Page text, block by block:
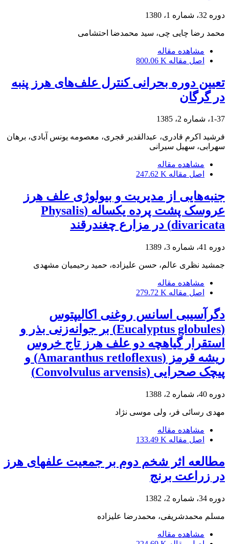
دوره 32، شماره 1، 1380
محمد رضا چایی چی، سید محمدضا احتشامی
مشاهده مقاله
اصل مقاله 800.06 K
تعیین دوره بحرانی کنترل علف‌های هرز پنبه
در گرگان
1-37، شماره 2، 1385
فرشید اکرم قادری، عبدالقدیر قجری، معصومه یونس آبادی، برهان
سهرابی، سهیل سیرانی
مشاهده مقاله
اصل مقاله 247.62 K
جنبه‌هایی از مدیریت و بیولوژی علف هرز
عروسک پشت پرده یکساله (Physalis
divaricata) در مزارع چغندرقند
دوره 41، شماره 3، 1389
جمشید نظری عالم، حسن علیزاده، حمید رحیمیان مشهدی
مشاهده مقاله
اصل مقاله 279.72 K
دگرآسیبی اسانس روغنی اکالیپتوس
(Eucalyptus globules) بر جوانه‌زنی بذر و
استقرار گیاهچه دو علف هرز تاج خروس
ریشه قرمز (Amaranthus retloflexus) و
پیچک صحرایی (Convolvulus arvensis)
دوره 40، شماره 2، 1388
مهدی رسائی فر، ولی موسی نژاد
مشاهده مقاله
اصل مقاله 133.49 K
مطالعه اثر شخم دوم بر جمعیت علفهای هرز
در زراعت برنج
دوره 34، شماره 2، 1382
مسلم محمدشریفی، محمدرضا علیزاده
مشاهده مقاله